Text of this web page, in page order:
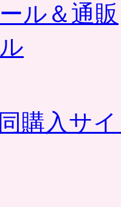
ル＆通販
購入サ